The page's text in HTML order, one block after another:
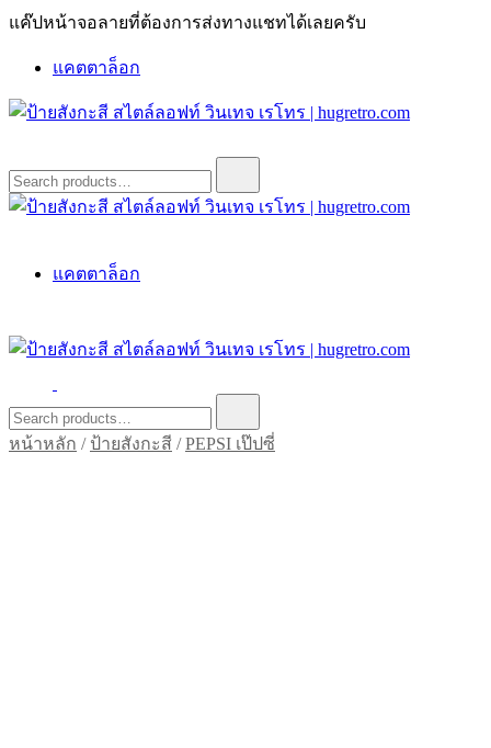
Skip
แค๊ปหน้าจอลายที่ต้องการส่งทางแชทได้เลยครับ
แคตตาล็อก
ป้ายสังกะสี สไตล์ลอฟท์ วินเทจ เรโทร | hugretro.com
ป้ายวินเทจ แต่งบ้าน ร้านกาแฟ ผับ โรงแรม ป้ายโค้ก เป็ปซี่เวสป้า
ฮาร์เล่ย์โฆษณาเก่าโบราณ มีราคาแบบสวยๆเพียบหรือสั่งทำโทร
O8664277II
for:
ฮาร์เล่ย์โฆษณาเก่าโบราณ มีราคาแบบสวยๆเพียบหรือสั่งทำโทร
แคตตาล็อก
ป้ายสังกะสี สไตล์ลอฟท์ วินเทจ เรโทร | hugretro.com
ป้ายวินเทจ แต่งบ้าน ร้านกาแฟ ผับ โรงแรม ป้ายโค้ก เป็ปซี่เวสป้า
ฮาร์เล่ย์โฆษณาเก่าโบราณ มีราคาแบบสวยๆเพียบหรือสั่งทำโทร
O8664277II
for:
หน้าหลัก / ป้ายสังกะสี /PEPSI เป๊ปซี่